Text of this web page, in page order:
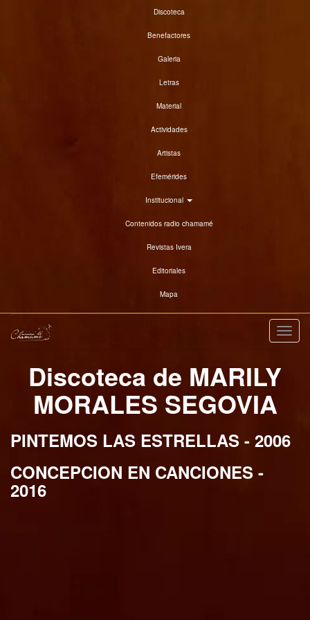
Discoteca
Benefactores
Galeria
Letras
Material
Actividades
Artistas
Efemérides
Institucional
Contenidos radio chamamé
Revistas Ivera
Editoriales
Mapa
Discoteca de MARILY
MORALES SEGOVIA
PINTEMOS LAS ESTRELLAS - 2006
CONCEPCION EN CANCIONES -
2016